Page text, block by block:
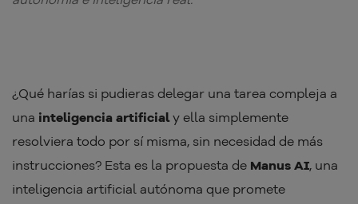
¿Qué harías si pudieras delegar una tarea compleja a
una inteligencia artificialy ella simplemente
resolviera todo por sí misma, sin necesidad de más
instrucciones? Esta es la propuesta de Manus AI, una
inteligencia artificial autónoma que promete